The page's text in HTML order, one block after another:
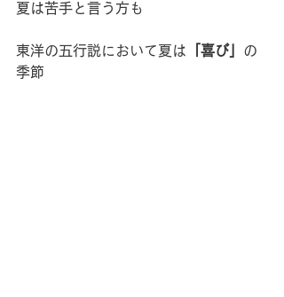
夏は苦手と言う方も
東洋の五行説において夏は 「喜び」 の
季節